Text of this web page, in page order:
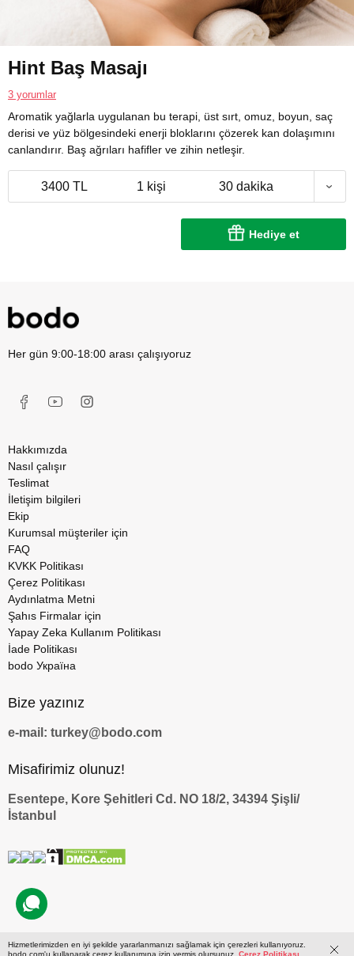
Hint Baş Masajı
3 yorumlar
Aromatik yağlarla uygulanan bu terapi, üst sırt, omuz, boyun, saç
derisi ve yüz bölgesindeki enerji bloklarını çözerek kan dolaşımını
canlandırır. Baş ağrıları hafifler ve zihin netleşir.
3400 TL 1 kişi 30 dakika
Hediye et
Her gün 9:00-18:00 arası çalışıyoruz
Hakkımızda
Nasıl çalışır
Teslimat
İletişim bilgileri
Ekip
Kurumsal müşteriler için
FAQ
KVKK Politikası
Çerez Politikası
Aydınlatma Metni
Şahıs Firmalar için
Yapay Zeka Kullanım Politikası
İade Politikası
bodo Україна
Bize yazınız
e-mail: turkey@bodo.com
Misafirimiz olunuz!
Esentepe, Kore Şehitleri Cd. NO 18/2, 34394 Şişli/
İstanbul
Hizmetlerimizden en iyi şekilde yararlanmanızı sağlamak için çerezleri kullanıyoruz.
bodo.com'u kullanarak çerez kullanımına izin vermiş olursunuz. Çerez Politikası